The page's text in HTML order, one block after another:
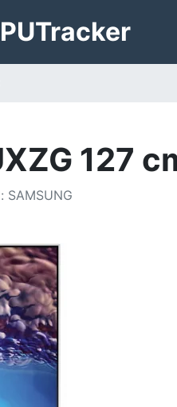
Tracker
127
: SAMSUNG